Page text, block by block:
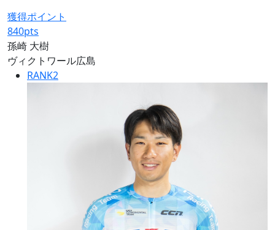
獲得ポイント
840pts
孫崎 大樹
ヴィクトワール広島
RANK2